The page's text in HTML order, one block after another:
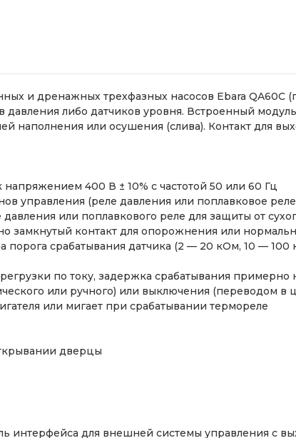
и дренажных трехфазных насосов Ebara QA60C
либо датчиков уровня. Встроенный
наполнения или осушения (слива). Контакт для
400 В ± 10% с частотой 50 или 60 Гц
управления (реле давления или поплавковое
или поплавкового реле для защиты от
замкнутый контакт для опорожнения или
порога срабатывания датчика (2 — 20 кОм, 10 — 100
по току, задержка срабатывания примерно
или ручного) или выключения (переводом в
или мигает при срабатывании термореле
дверцы
интерфейса для внешней системы управления с